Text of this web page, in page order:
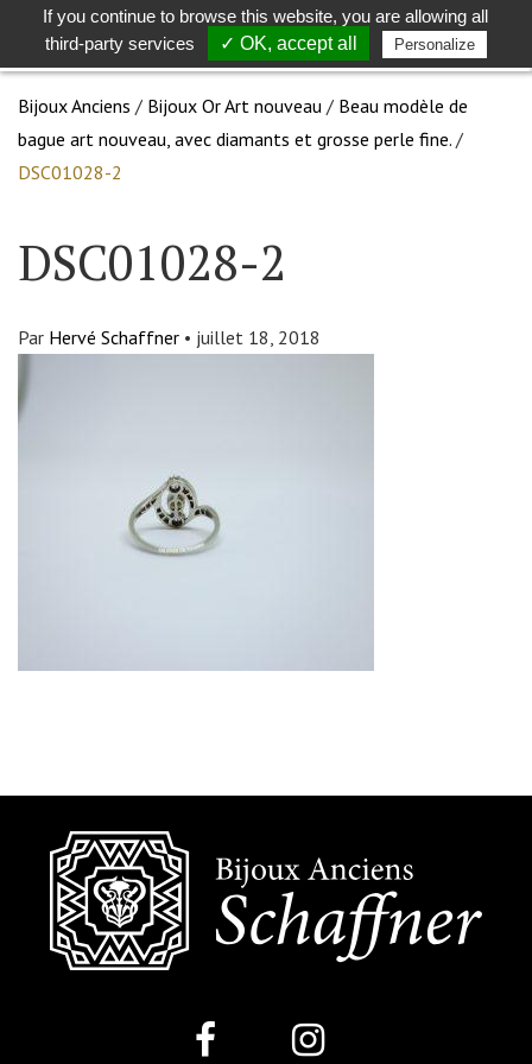
Toggle
search
Bijoux Anciens / Bijoux Or Art nouveau / Beau modèle de
bague art nouveau, avec diamants et grosse perle fine. /
DSC01028-2
DSC01028-2
Par Hervé Schaffner • juillet 18, 2018
If you continue to browse this website, you are allowing all
third-party services
✓ OK, accept all Personalize